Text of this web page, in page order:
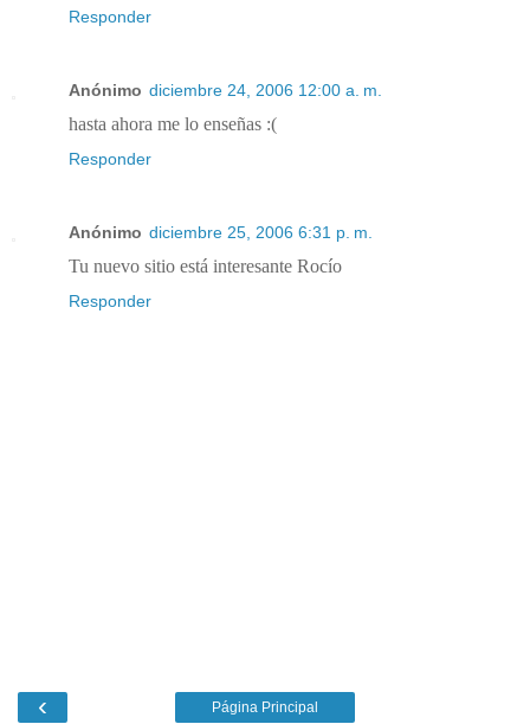
Responder
Anónimo diciembre 24, 2006 12:00 a. m.
hasta ahora me lo enseñas :(
Responder
Anónimo diciembre 25, 2006 6:31 p. m.
Tu nuevo sitio está interesante Rocío
Responder
‹ Página Principal